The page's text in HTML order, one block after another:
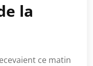
la
ce matin